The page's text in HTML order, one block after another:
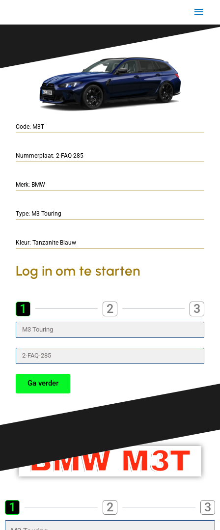
Code: M3T
Nummerplaat: 2-FAQ-285
Merk: BMW
Type: M3 Touring
Kleur: Tanzanite Blauw
Log in om te starten
1 2 3
Type
wagen
nummerplaat
Ga verder
BMW M3T
1 2 3